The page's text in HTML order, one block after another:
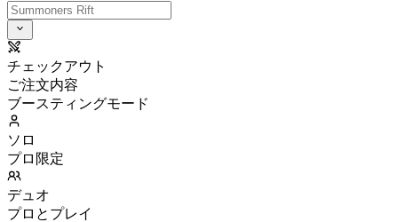
チェックアウト
ご注文内容
ブースティングモード
ソロ
プロ限定
デュオ
プロとプレイ